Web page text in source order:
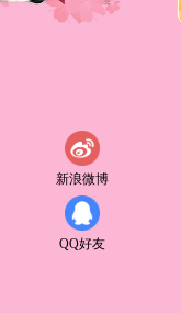
新浪微博
QQ好友